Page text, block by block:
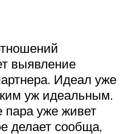
выявление
Идеал уже
уж идеальным.
пара уже живет
делает сообща,